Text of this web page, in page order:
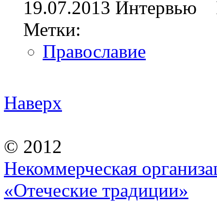
19.07.2013 Интервью
Метки:
Православие
Наверх
© 2012
Некоммерческая
«Отеческие традиции»